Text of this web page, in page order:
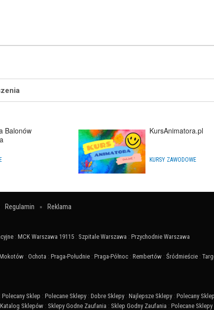
Balonów
KursAnimatora.pl
KURSY ZAWODOWE
Regulamin Reklama
: MCK Warszawa 19115 : Szpitale Warszawa : Przychodnie Warszawa
: Ochota : Praga-Południe : Praga-Północ : Rembertów : Śródmieście :
Polecany Sklep : Polecane Sklepy : Dobre Sklepy : Najlepsze Sklepy : Polecany Sklep
Katalog Sklepów : Sklepy Godne Zaufania : Sklep Godny Zaufania : Polecane Sklepy